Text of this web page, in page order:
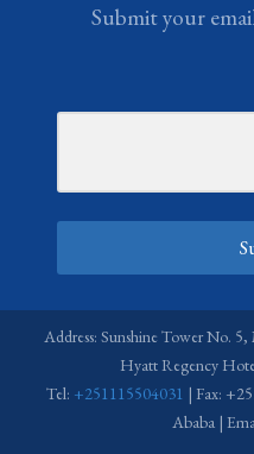
Submit your
Address: Sunshine Tower No.
Hyatt Regency
Tel: +251115504031 | Fax:
Ababa |